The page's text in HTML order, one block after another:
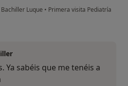
Luque • Primera visita Pediatría
Ya sabéis que me tenéis a